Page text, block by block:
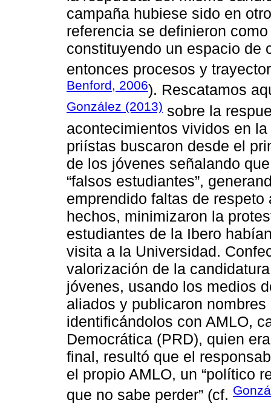
campaña hubiese sido en
referencia se definieron
constituyendo un espacio de
entonces procesos y
Benford, 2006). Rescatamos
González (2013) sobre la
acontecimientos vividos en
priístas buscaron desde el
de los jóvenes señalando
“falsos estudiantes”,
emprendido faltas de
hechos, minimizaron la
estudiantes de la Ibero
visita a la Universidad.
valorización de la
jóvenes, usando los medios
aliados y publicaron nombres
identificándolos con AMLO,
Democrática (PRD), quien
final, resultó que el
el propio AMLO, un “político
que no sabe perder” (cf.